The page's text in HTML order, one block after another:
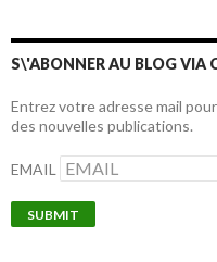
S\'ABONNER AU BLOG VIA
Entrez votre adresse mail
des nouvelles publications.
EMAIL